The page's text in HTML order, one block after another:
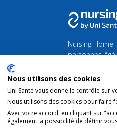
Nursing
personnes
Retrouvez
Nous utilisons des cookies
Uni Santé vous donne le contrôle sur
Nous utilisons des cookies pour faire
Avec votre accord, en cliquant sur
également la possibilité de définir